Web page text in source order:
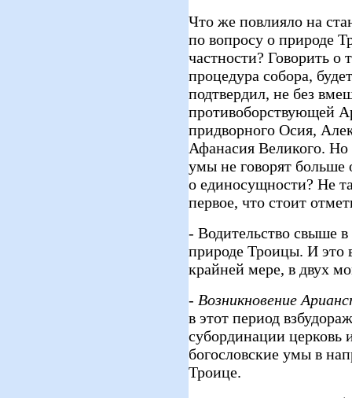
Что же повлияло на
по вопросу о природе
частности? Говорить
процедура собора,
подтвердил, не без
противоборствующей
придворного Осия,
Афанасия Великого.
умы не говорят больше
о единосущности? Не
первое, что стоит
- Водительство свыше
природе Троицы. И это
крайней мере, в двух
- Возникновение
в этот период
субординации церковь
богословские умы в
Троице.